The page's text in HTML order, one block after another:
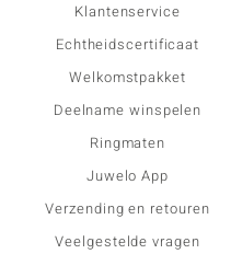
Klantenservice
Echtheidscertificaat
Welkomstpakket
Deelname winspelen
Ringmaten
Juwelo App
Verzending en retouren
Veelgestelde vragen